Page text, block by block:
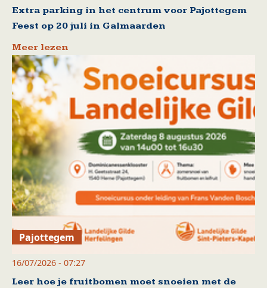
Extra parking in het centrum voor Pajottegem
Feest op 20 juli in Galmaarden
Meer lezen
Pajottegem
16/07/2026 - 07:27
Leer hoe je fruitbomen moet snoeien met de